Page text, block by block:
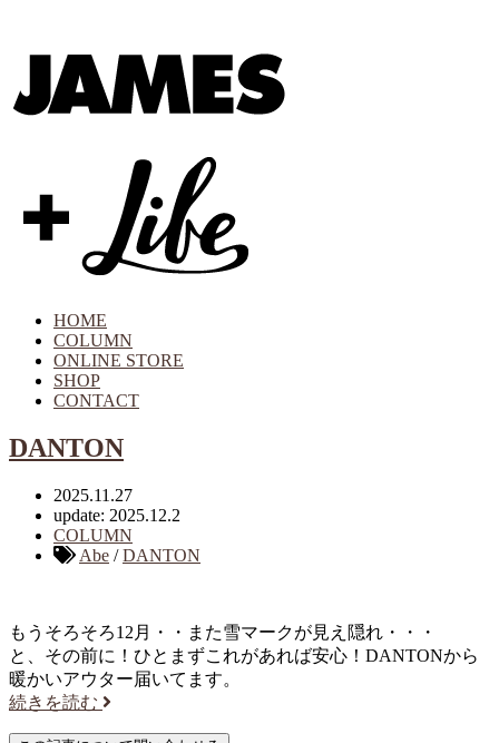
HOME
COLUMN
ONLINE STORE
SHOP
CONTACT
DANTON
2025.11.27
update: 2025.12.2
COLUMN
Abe /DANTON
もうそろそろ12月・・また雪マークが見え隠れ・・・
と、その前に！ひとまずこれがあれば安心！DANTONから
暖かいアウター届いてます。
続きを読む